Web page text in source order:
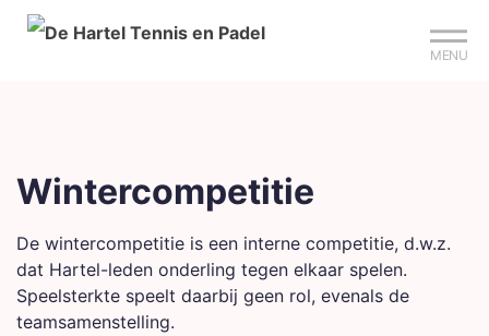
MENU
Wintercompetitie
De wintercompetitie is een interne competitie, d.w.z.
dat Hartel-leden onderling tegen elkaar spelen.
Speelsterkte speelt daarbij geen rol, evenals de
teamsamenstelling.